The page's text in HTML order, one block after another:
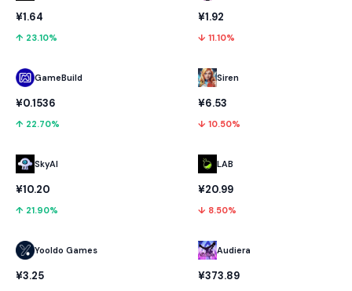
¥1.64
↑ 23.10%
GameBuild
¥0.1536
↑ 22.70%
SkyAI
¥10.20
↑ 21.90%
Yooldo Games
¥3.25
¥1.92
↓ 11.10%
Siren
¥6.53
↓ 10.50%
LAB
¥20.99
↓ 8.50%
Audiera
¥373.89